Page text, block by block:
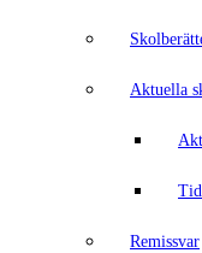
Aktuella
Remissvar